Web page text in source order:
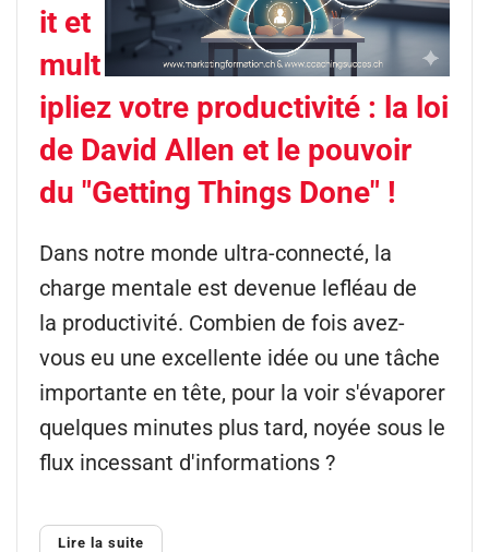
it et
mult
ipliez votre productivité : la loi
de David Allen et le pouvoir
du "Getting Things Done" !
Dans notre monde ultra-connecté, la
charge mentale est devenue lefléau de
la productivité. Combien de fois avez-
vous eu une excellente idée ou une tâche
importante en tête, pour la voir s'évaporer
quelques minutes plus tard, noyée sous le
flux incessant d'informations ?
Lire la suite